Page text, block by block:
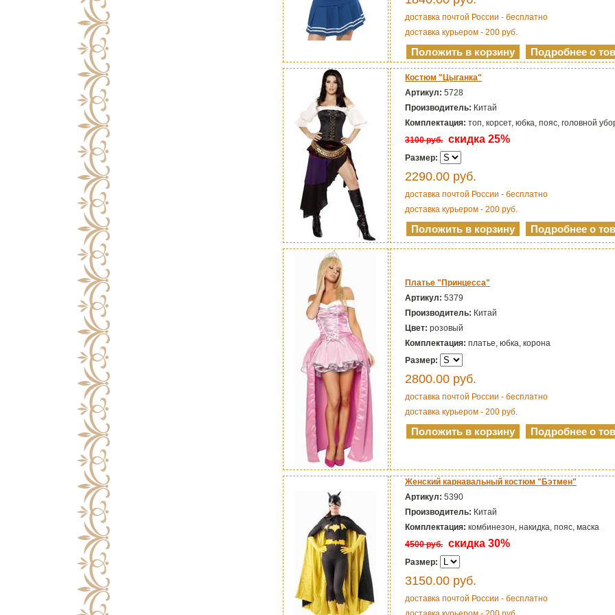
доставка почтой России - бесплатно
доставка курьером - 200 руб.
Костюм "Цыганка"
Артикул: 5728
Производитель: Китай
Комплектация: топ, корсет, юбка, пояс, головной
3100 руб. скидка 25%
Размер:
2290.00 руб.
доставка почтой России - бесплатно
доставка курьером - 200 руб.
Платье "Принцесса"
Артикул: 5379
Производитель: Китай
Цвет: розовый
Комплектация: платье, юбка, корона
Размер:
2800.00 руб.
доставка почтой России - бесплатно
доставка курьером - 200 руб.
Женский карнавальный костюм "Бэтмен"
Артикул: 5390
Производитель: Китай
Комплектация: комбинезон, накидка, пояс, маска
4500 руб. скидка 30%
Размер:
3150.00 руб.
доставка почтой России - бесплатно